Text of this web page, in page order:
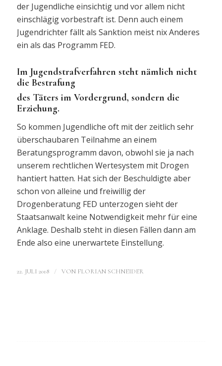
der Jugendliche einsichtig und vor allem nicht
einschlägig vorbestraft ist. Denn auch einem
Jugendrichter fällt als Sanktion meist nix Anderes
ein als das Programm FED.
Im Jugendstrafverfahren steht nämlich nicht
die Bestrafung
des Täters im Vordergrund, sondern die
Erziehung.
So kommen Jugendliche oft mit der zeitlich sehr
überschaubaren Teilnahme an einem
Beratungsprogramm davon, obwohl sie ja nach
unserem rechtlichen Wertesystem mit Drogen
hantiert hatten. Hat sich der Beschuldigte aber
schon von alleine und freiwillig der
Drogenberatung FED unterzogen sieht der
Staatsanwalt keine Notwendigkeit mehr für eine
Anklage. Deshalb steht in diesen Fällen dann am
Ende also eine unerwartete Einstellung.
22. JULI 2018 / VON FLORIAN SCHNEIDER